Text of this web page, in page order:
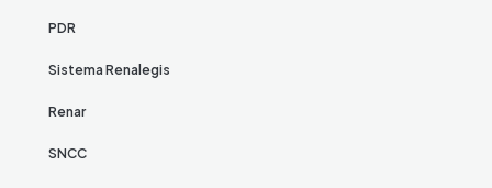
PDR
Sistema Renalegis
Renar
SNCC